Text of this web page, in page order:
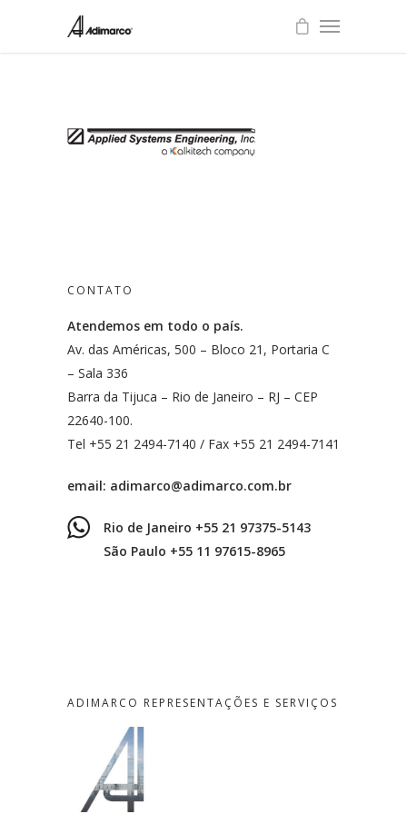
CONTATO
Atendemos em todo o país.
Av. das Américas, 500 – Bloco 21, Portaria C
– Sala 336
Barra da Tijuca – Rio de Janeiro – RJ – CEP
22640-100.
Tel +55 21 2494-7140 / Fax +55 21 2494-7141
email: adimarco@adimarco.com.br
Rio de Janeiro +55 21 97375-5143
São Paulo +55 11 97615-8965
ADIMARCO REPRESENTAÇÕES E SERVIÇOS